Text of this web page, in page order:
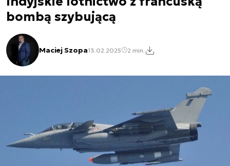
bombą szybującą
Maciej Szopa13.02.2025 2 min.